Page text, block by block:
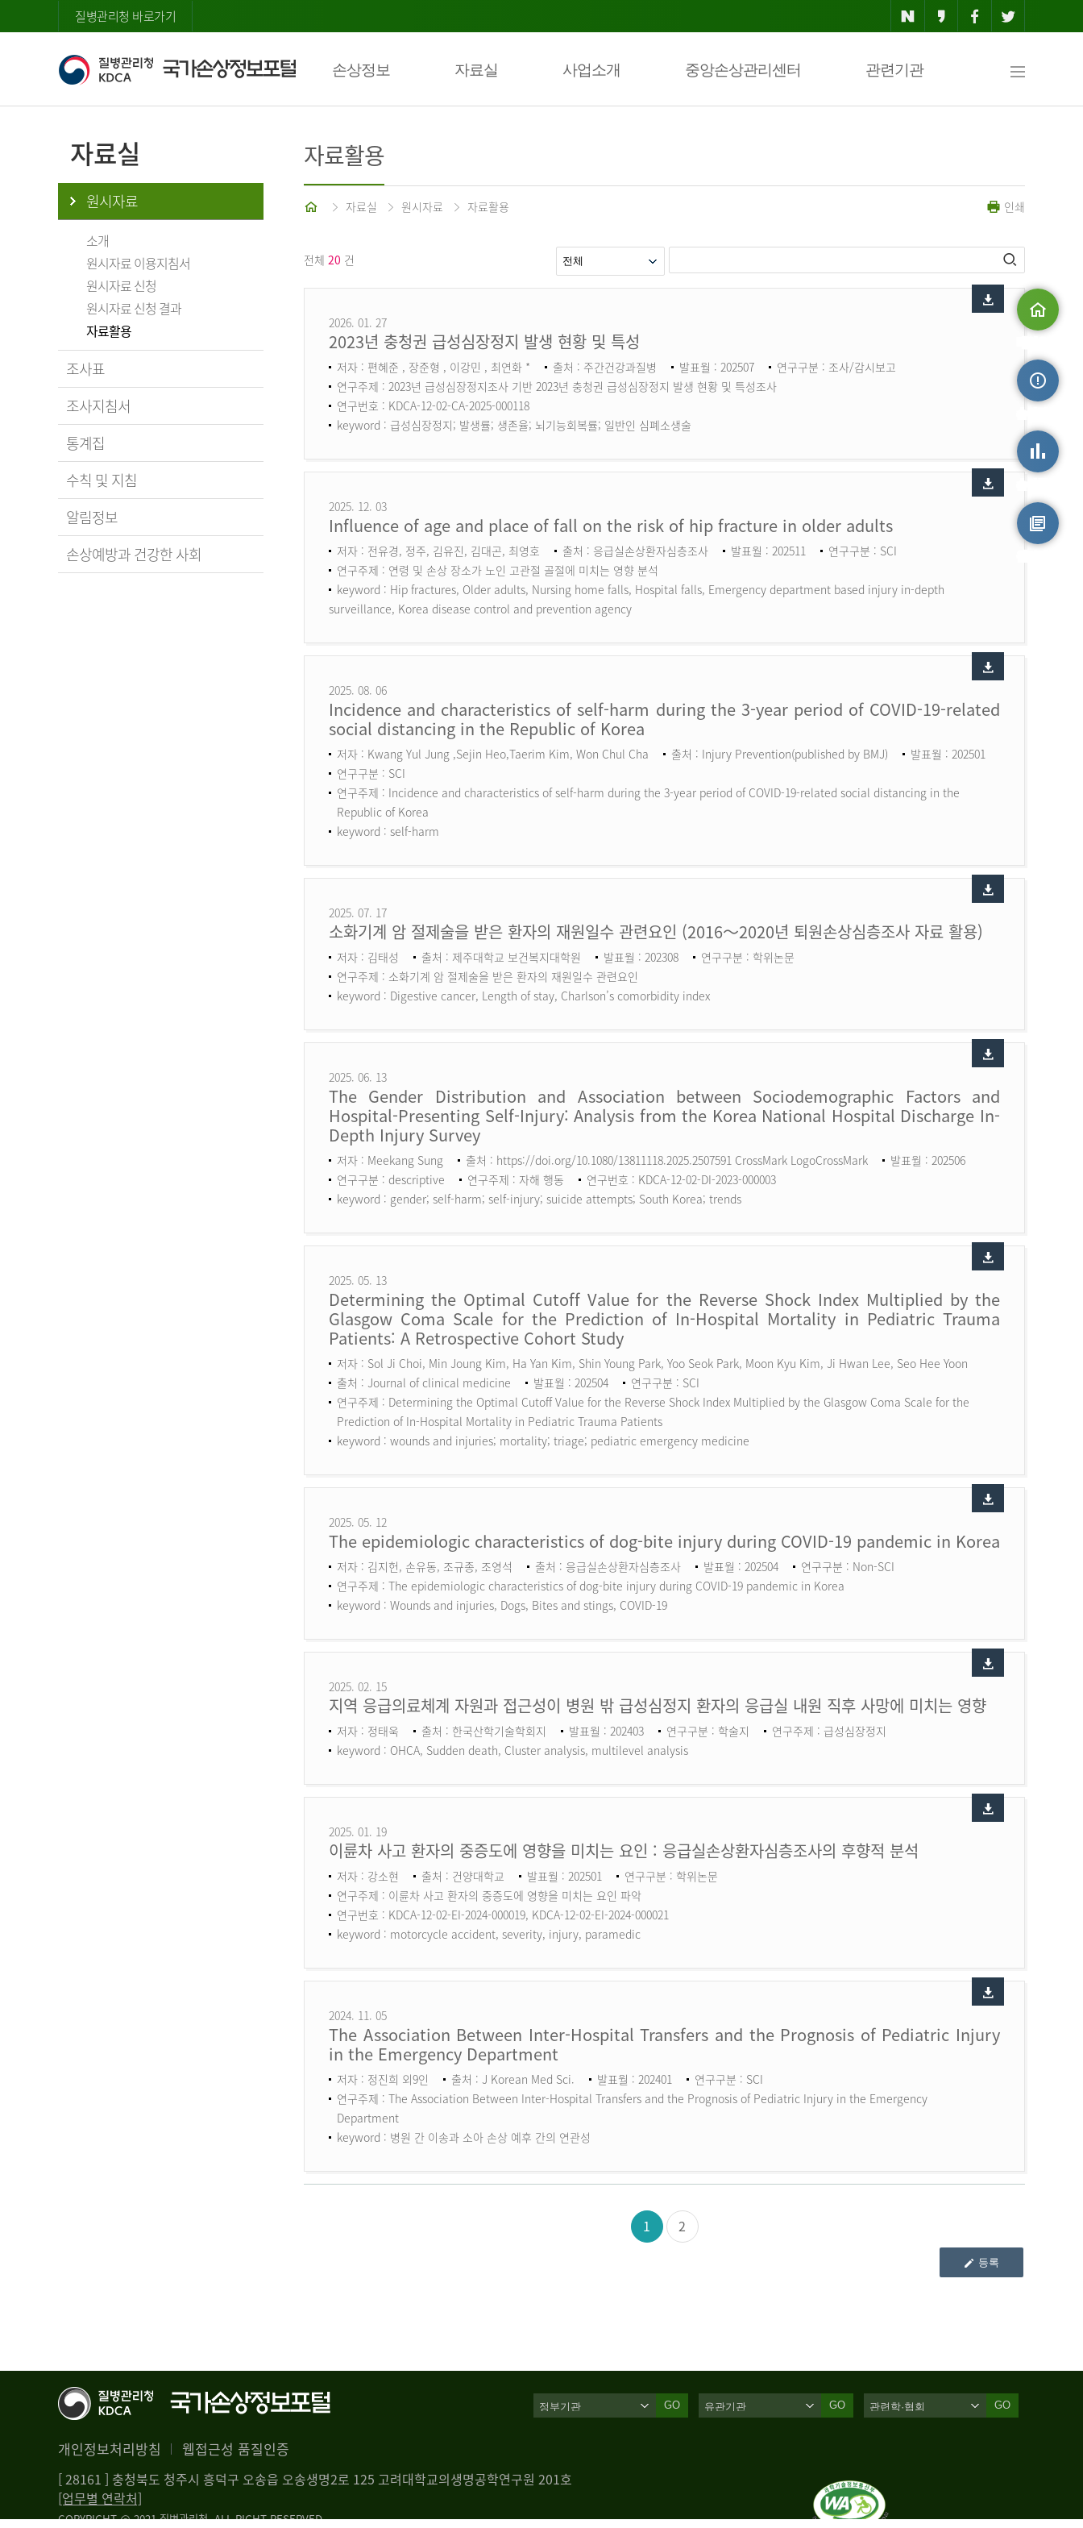
질병관리청 바로가기
손상정보 자료실 사업소개 중앙손상관리센터 관련기관
맵
자료실
원시자료
소개
원시자료 이용지침서
원시자료 신청
원시자료 신청 결과
자료활용
조사표
조사지침서
통계집
수칙 및 지침
알림정보
손상예방과 건강한 사회
자료활용
홈 자료실 원시자료 자료활용 인쇄
전체 20 건
2026. 01. 27
2023년 충청권 급성심장정지 발생 현황 및 특성
저자 : 편혜준 , 장준형 , 이강민 , 최연화 * 출처 : 주간건강과질병 발표월 : 202507
연구구분 : 조사/감시보고
연구주제 : 2023년 급성심장정지조사 기반 2023년 충청권 급성심장정지 발생 현황 및 특성조사
연구번호 : KDCA-12-02-CA-2025-000118
keyword : 급성심장정지; 발생률; 생존율; 뇌기능회복률; 일반인 심폐소생술
2025. 12. 03
Influence of age and place of fall on the risk of hip fracture in older adults
저자 : 전유경, 정주, 김유진, 김대곤, 최영호 출처 : 응급실손상환자심층조사 발표월 : 202511
연구구분 : SCI
연구주제 : 연령 및 손상 장소가 노인 고관절 골절에 미치는 영향 분석
keyword : Hip fractures, Older adults, Nursing home falls, Hospital falls, Emergency department based injury in-depth
surveillance, Korea disease control and prevention agency
2025. 08. 06
Incidence and characteristics of self-harm during the 3-year period of COVID-19-related
social distancing in the Republic of Korea
저자 : Kwang Yul Jung ,Sejin Heo,Taerim Kim, Won Chul Cha 출처 : Injury Prevention(published by BMJ)
발표월 : 202501
연구구분 : SCI
연구주제 : Incidence and characteristics of self-harm during the 3-year period of COVID-19-related social distancing in the
Republic of Korea
keyword : self-harm
2025. 07. 17
소화기계 암 절제술을 받은 환자의 재원일수 관련요인 (2016～2020년 퇴원손상심층조사 자료 활용)
저자 : 김태성 출처 : 제주대학교 보건복지대학원 발표월 : 202308
연구구분 : 학위논문
연구주제 : 소화기계 암 절제술을 받은 환자의 재원일수 관련요인
keyword : Digestive cancer, Length of stay, Charlson’s comorbidity index
2025. 06. 13
The Gender Distribution and Association between Sociodemographic Factors and
Hospital-Presenting Self-Injury: Analysis from the Korea National Hospital Discharge In-
Depth Injury Survey
저자 : Meekang Sung 출처 : https://doi.org/10.1080/13811118.2025.2507591 CrossMark LogoCrossMark
발표월 : 202506
연구구분 : descriptive
연구주제 : 자해 행동
연구번호 : KDCA-12-02-DI-2023-000003
keyword : gender; self-harm; self-injury; suicide attempts; South Korea; trends
2025. 05. 13
Determining the Optimal Cutoff Value for the Reverse Shock Index Multiplied by the
Glasgow Coma Scale for the Prediction of In-Hospital Mortality in Pediatric Trauma
Patients: A Retrospective Cohort Study
저자 : Sol Ji Choi, Min Joung Kim, Ha Yan Kim, Shin Young Park, Yoo Seok Park, Moon Kyu Kim, Ji Hwan Lee, Seo Hee Yoon
출처 : Journal of clinical medicine
발표월 : 202504
연구구분 : SCI
연구주제 : Determining the Optimal Cutoff Value for the Reverse Shock Index Multiplied by the Glasgow Coma Scale for the
Prediction of In-Hospital Mortality in Pediatric Trauma Patients
keyword : wounds and injuries; mortality; triage; pediatric emergency medicine
2025. 05. 12
The epidemiologic characteristics of dog-bite injury during COVID-19 pandemic in Korea
저자 : 김지헌, 손유동, 조규종, 조영석 출처 : 응급실손상환자심층조사 발표월 : 202504
연구구분 : Non-SCI
연구주제 : The epidemiologic characteristics of dog-bite injury during COVID-19 pandemic in Korea
keyword : Wounds and injuries, Dogs, Bites and stings, COVID-19
2025. 02. 15
지역 응급의료체계 자원과 접근성이 병원 밖 급성심정지 환자의 응급실 내원 직후 사망에 미치는 영향
저자 : 정태욱 출처 : 한국산학기술학회지 발표월 : 202403 연구구분 : 학술지
연구주제 : 급성심장정지
keyword : OHCA, Sudden death, Cluster analysis, multilevel analysis
2025. 01. 19
이륜차 사고 환자의 중증도에 영향을 미치는 요인 : 응급실손상환자심층조사의 후향적 분석
저자 : 강소현 출처 : 건양대학교 발표월 : 202501
연구구분 : 학위논문
연구주제 : 이륜차 사고 환자의 중증도에 영향을 미치는 요인 파악
연구번호 : KDCA-12-02-EI-2024-000019, KDCA-12-02-EI-2024-000021
keyword : motorcycle accident, severity, injury, paramedic
2024. 11. 05
The Association Between Inter-Hospital Transfers and the Prognosis of Pediatric Injury
in the Emergency Department
저자 : 정진희 외9인 출처 : J Korean Med Sci. 발표월 : 202401
연구구분 : SCI
연구주제 : The Association Between Inter-Hospital Transfers and the Prognosis of Pediatric Injury in the Emergency
Department
keyword : 병원 간 이송과 소아 손상 예후 간의 연관성
1 2
등록
개인정보처리방침 웹접근성 품질인증
GO GO GO
[ 28161 ] 충청북도 청주시 흥덕구 오송읍 오송생명2로 125 고려대학교의생명공학연구원 201호
[업무별 연락처]
COPYRIGHT @ 2021 질병관리청. ALL RIGHT RESERVED
손상정보
손상통계